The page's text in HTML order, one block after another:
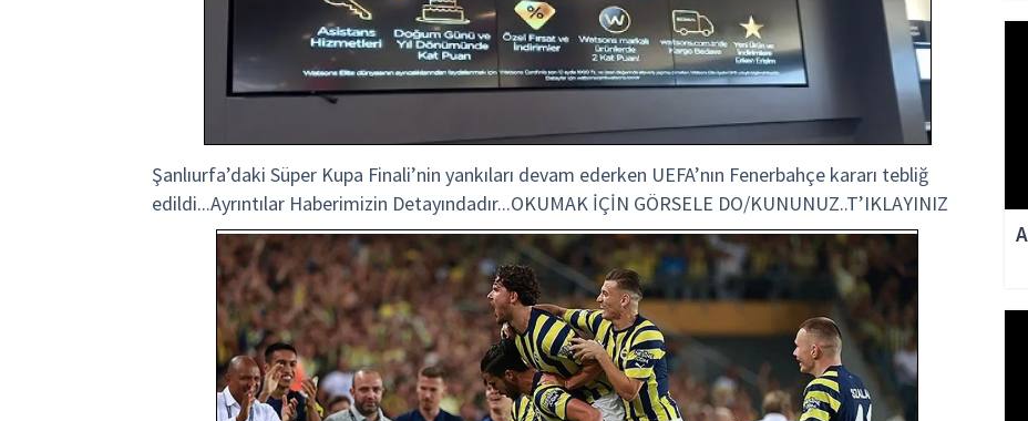
Şanlıurfa’daki Süper Kupa Finali’nin yankıları devam ederken UEFA’nın Fenerbahçe kararı tebliğ
edildi...Ayrıntılar Haberimizin Detayındadır...OKUMAK İÇİN GÖRSELE DO/KUNUNUZ..T’IKLAYINIZ